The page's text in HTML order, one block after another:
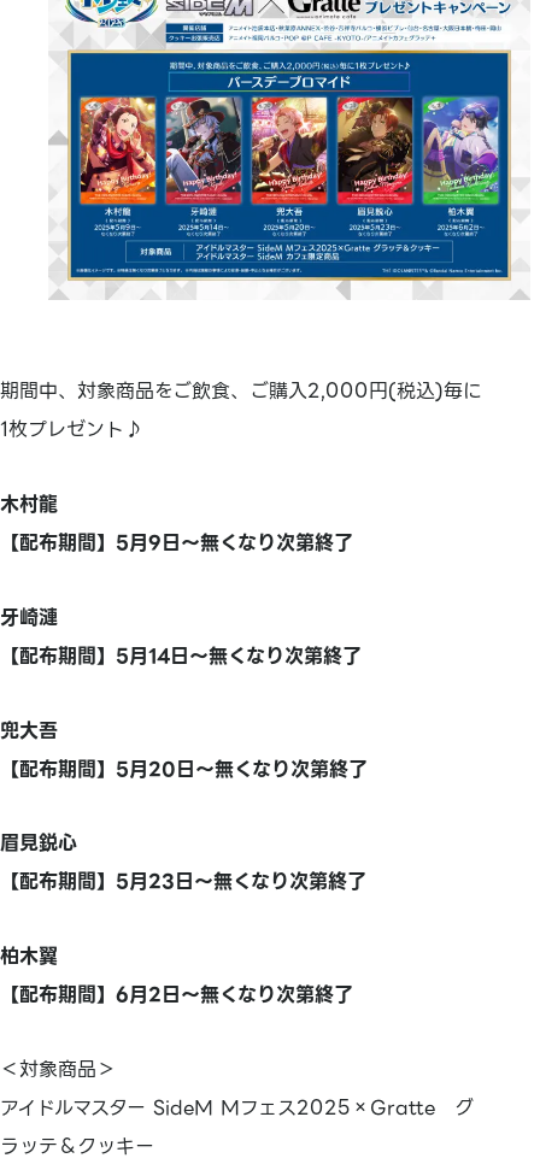
期間中、対象商品をご飲食、ご購入2,000円(税込)毎に
1枚プレゼント♪
木村龍
【配布期間】5月9日～無くなり次第終了
牙崎漣
【配布期間】5月14日～無くなり次第終了
兜大吾
【配布期間】5月20日～無くなり次第終了
眉見鋭心
【配布期間】5月23日～無くなり次第終了
柏木翼
【配布期間】6月2日～無くなり次第終了
＜対象商品＞
アイドルマスター SideM Mフェス2025×Gratte グ
ラッテ＆クッキー